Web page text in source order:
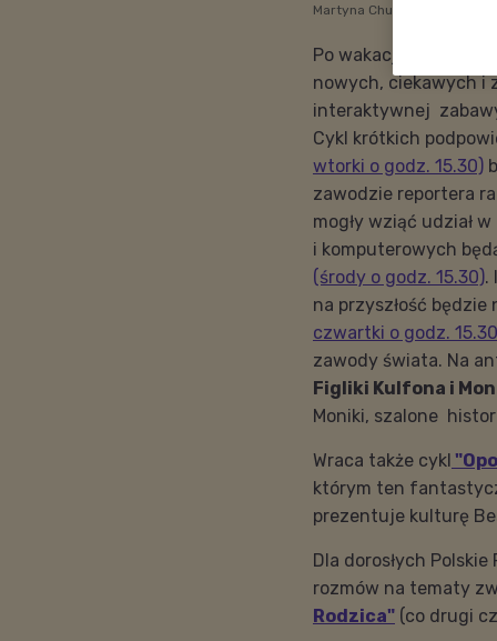
Martyna Chuderska -
Po wakacjach na
nowych, ciekawych i
interaktywnej
Cykl krótkich
wtorki o godz. 15.30)
zawodzie reportera
mogły wziąć udział
i komputerowych
(środy o godz. 15.30).
na przyszłość
czwartki o godz.
zawody świata. Na
Figliki Kulfona i
Moniki, szalone
Wraca także cykl
którym ten
prezentuje kulturę
Dla dorosłych
rozmów na tematy
Rodzica" (co drugi